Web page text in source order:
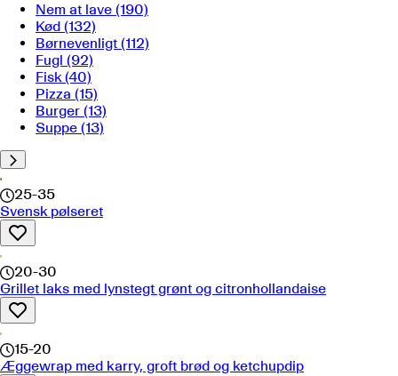
Nem at lave (190)
Kød (132)
Børnevenligt (112)
Fugl (92)
Fisk (40)
Pizza (15)
Burger (13)
Suppe (13)
25-35
Svensk pølseret
20-30
Grillet laks med lynstegt grønt og citronhollandaise
15-20
Æggewrap med karry, groft brød og ketchupdip